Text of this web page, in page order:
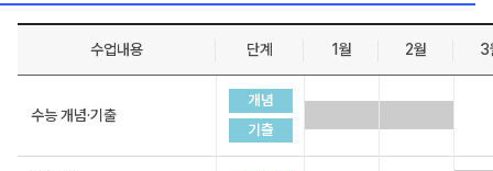
수업내용 단계 1월 2월 3
수능 개념·기출